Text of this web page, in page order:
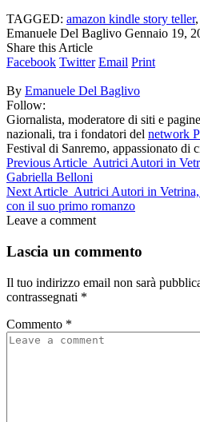
TAGGED: amazon kindle story teller,
Emanuele Del Baglivo Gennaio 19,
Share this Article
Facebook Twitter Email Print
By Emanuele Del Baglivo
Follow:
Giornalista, moderatore di siti e
nazionali, tra i fondatori del network
Festival di Sanremo, appassionato di
Previous Article Autrici Autori in
Gabriella Belloni
Next Article Autrici Autori in
con il suo primo romanzo
Leave a comment
Lascia un commento
Il tuo indirizzo email non sarà
contrassegnati *
Commento *